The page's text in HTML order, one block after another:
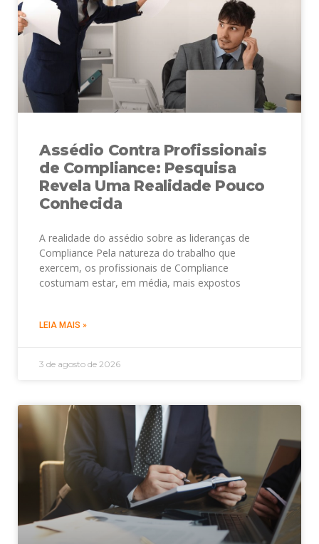
Assédio Contra Profissionais
de Compliance: Pesquisa
Revela Uma Realidade Pouco
Conhecida
A realidade do assédio sobre as lideranças de
Compliance Pela natureza do trabalho que
exercem, os profissionais de Compliance
costumam estar, em média, mais expostos
LEIA MAIS »
3 de agosto de 2026